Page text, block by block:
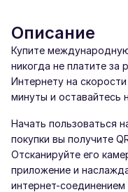
Описание
Купите
никогда не платите за
Интернету на
минуты и оставайтесь
Начать пользоваться
покупки вы получите
Отсканируйте его
приложение и
интернет-